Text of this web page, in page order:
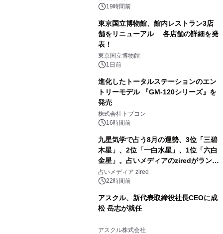
19時間前
東京国立博物館、館内レストラン3店
舗をリニューアル 各店舗の詳細を発
表！
東京国立博物館
1日前
進化したトータルステーションのエン
トリーモデル 『GM-120シリーズ』を
発売
株式会社トプコン
16時間前
九星気学で占う8月の運勢、3位「三碧
木星」、2位「一白水星」、1位「六白
金星」。占いメディアのziredがランキ
ングを発表
占いメディア zired
22時間前
アスクル、新代表取締役社長CEOに成
松 岳志が就任
アスクル株式会社